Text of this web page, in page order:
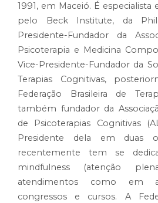
1991, em Maceió. É especialista
pelo Beck Institute, da
Presidente-Fundador da
Psicoterapia e Medicina
Vice-Presidente-Fundador da
Terapias Cognitivas,
Federação Brasileira de
também fundador da
de Psicoterapias Cognitivas
Presidente dela em duas
recentemente tem se
mindfulness (atenção
atendimentos como em
congressos e cursos. A